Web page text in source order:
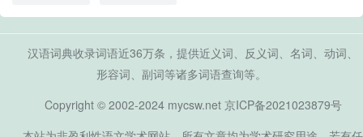
汉语词典收录词语近36万条，提供近义词、反义词、名词、动词、
形容词、副词等诸多词语查询等。
Copyright © 2002-2024 mycsw.net 京ICP备2021023879号